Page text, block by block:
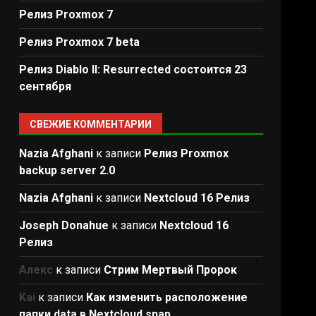
Релиз Proxmox 7
Релиз Proxmox 7 beta
Релиз Diablo II: Resurrected состоится 23
сентября
СВЕЖИЕ КОММЕНТАРИИ
Nazia Afghani к записи Релиз Proxmox
backup server 2.0
Nazia Afghani к записи Nextcloud 16 Релиз
Joseph Donahue к записи Nextcloud 16
Релиз
Алекс к записи Стрим Мертвый Пророк
Kai к записи Как изменить расположение